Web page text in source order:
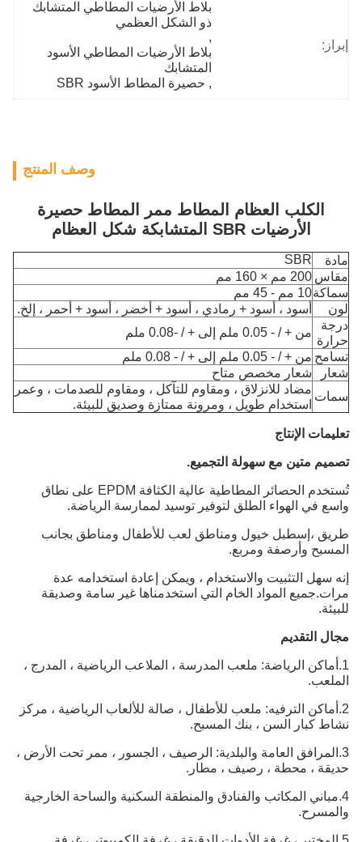
إبراز:
بلاط الأرضيات المطاطي المتشابك
ذو الشكل العظمي
,
بلاط الأرضيات المطاطي الأسود
المتشابك
, حصيرة المطاط الأسود SBR
وصف المنتج
الكلب العظام المطاط ممر المطاط حصيرة
الأرضيات SBR المتشابكة شكل العظام
مادة
SBR
مقاس 200 مم × 160 مم
سماكة10 مم - 45 مم
لون
أسود ، أسود + رمادي ، أسود + أخضر ، أسود + أحمر ، إلخ.
درجة
حرارة
من + / - 0.05 ملم إلى + / -0.08 ملم
تسامحمن + / - 0.05 ملم إلى + / - 0.08 ملم
شعار
شعار مخصص متاح
سمات
مضاد للانزلاق ، ومقاوم للتآكل ، ومقاوم للصدمات ، وعمر
استخدام طويل ، ومرونة ممتازة وصديق للبيئة.
تعليمات الإنتاج
تصميم متين مع سهولة التجميع.
تُستخدم الحصائر المطاطية عالية الكثافة EPDM على نطاق
واسع في الهواء الطلق لتوفير توسيد لممارسة الرياضة.
طريق ، إسطبل خيول ومناطق لعب للأطفال ومناطق بجانب
المسبح وأرصفة ومربع.
إنه سهل التثبيت والاستخدام ، ويمكن إعادة استخدامه عدة
مرات.جميع المواد الخام التي استخدمناها غير سامة وصديقة
للبيئة.
مجال التقديم
1.أماكن الرياضة: ملعب المدرسة ، الملاعب الرياضية ، المدرج ،
الملعب.
2.أماكن الترفيه: ملعب للأطفال ، صالة للألعاب الرياضية ، مركز
نشاط كبار السن ، بنك المسبح.
3.المرافق العامة والبلدية: الرصيف ، الجسور ، ممر تحت الأرض ،
حديقة ، محطة ، رصيف ، مطار.
4.مباني المكاتب والفنادق والمنطقة السكنية والساحة الخارجية
والمسرح.